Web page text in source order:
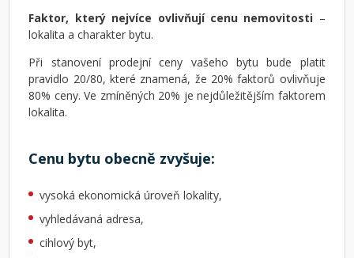
Faktor, který nejvíce ovlivňují cenu nemovitosti –
lokalita a charakter bytu.
Při stanovení prodejní ceny vašeho bytu bude platit
pravidlo 20/80, které znamená, že 20% faktorů ovlivňuje
80% ceny. Ve zmíněných 20% je nejdůležitějším faktorem
lokalita.
Cenu bytu obecně zvyšuje:
vysoká ekonomická úroveň lokality,
vyhledávaná adresa,
cihlový byt,